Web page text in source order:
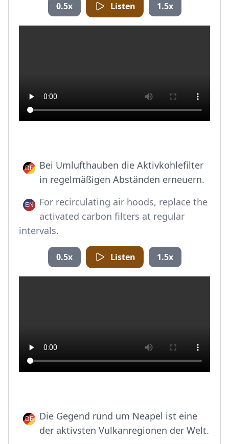
0.5x Listen 1.5x
Bei Umlufthauben die Aktivkohlefilter
in regelmäßigen Abständen erneuern.
For recirculating air hoods, replace the
activated carbon filters at regular
intervals.
0.5x Listen 1.5x
Die Gegend rund um Neapel ist eine
der aktivsten Vulkanregionen der Welt.